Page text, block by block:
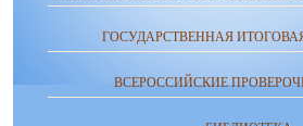
ГОСУДАРСТВЕННАЯ
ВСЕРОССИЙСКИЕ